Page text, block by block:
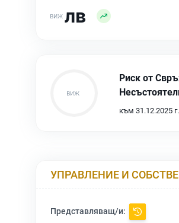
лв
Риск от
към 31.12.2025 г.
УПРАВЛЕНИЕ И
Представляващ/и: